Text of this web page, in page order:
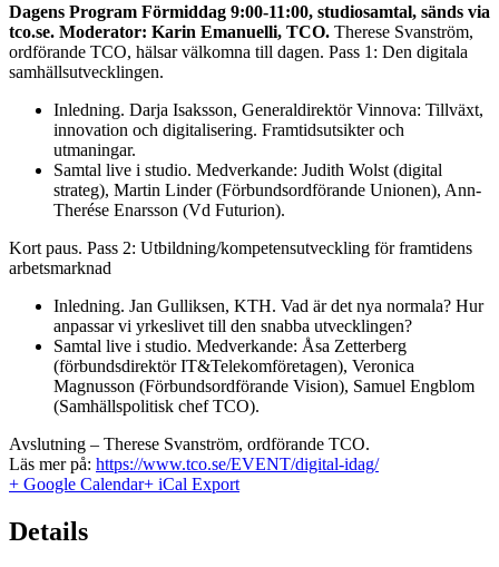
Dagens Program Förmiddag 9:00-11:00, studiosamtal, sänds via
tco.se. Moderator: Karin Emanuelli, TCO. Therese Svanström,
ordförande TCO, hälsar välkomna till dagen. Pass 1: Den digitala
samhällsutvecklingen.
Inledning. Darja Isaksson, Generaldirektör Vinnova: Tillväxt,
innovation och digitalisering. Framtidsutsikter och
utmaningar.
Samtal live i studio. Medverkande: Judith Wolst (digital
strateg), Martin Linder (Förbundsordförande Unionen), Ann-
Therése Enarsson (Vd Futurion).
Kort paus. Pass 2: Utbildning/kompetensutveckling för framtidens
arbetsmarknad
Inledning. Jan Gulliksen, KTH. Vad är det nya normala? Hur
anpassar vi yrkeslivet till den snabba utvecklingen?
Samtal live i studio. Medverkande: Åsa Zetterberg
(förbundsdirektör IT&Telekomföretagen), Veronica
Magnusson (Förbundsordförande Vision), Samuel Engblom
(Samhällspolitisk chef TCO).
Avslutning – Therese Svanström, ordförande TCO.
Läs mer på: https://www.tco.se/EVENT/digital-idag/
+ Google Calendar+ iCal Export
Details